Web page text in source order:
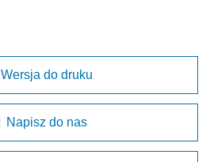
Wersja do druku
Napisz do nas